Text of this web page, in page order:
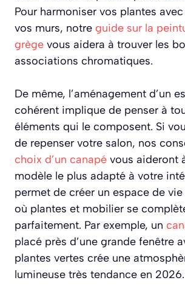
Pour harmoniser vos plantes
vos murs, notre guide sur la
grège vous aidera à trouver les
associations chromatiques.
De même, l’aménagement d’un
cohérent implique de penser à
éléments qui le composent. Si
de repenser votre salon, nos
choix d’un canapé vous aideront
modèle le plus adapté à votre
permet de créer un espace de
où plantes et mobilier se
parfaitement. Par exemple, un
placé près d’une grande fenêtre
plantes vertes crée une
lumineuse très tendance en 2026.